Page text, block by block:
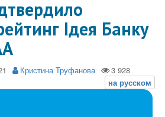
Ідея Банку
Кристина Труфанова